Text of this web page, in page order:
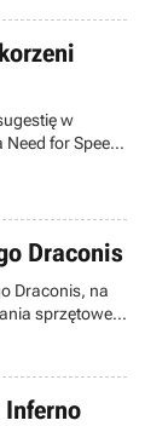
w
Need for Speed
oczywiście
Draconis
Draconis, na
sprzętowe
spółki
by
Inferno